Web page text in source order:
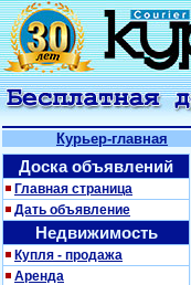
Курьер-главная
Доска объявлений
Главная страница
Дать объявление
Недвижимость
Купля - продажа
Аренда